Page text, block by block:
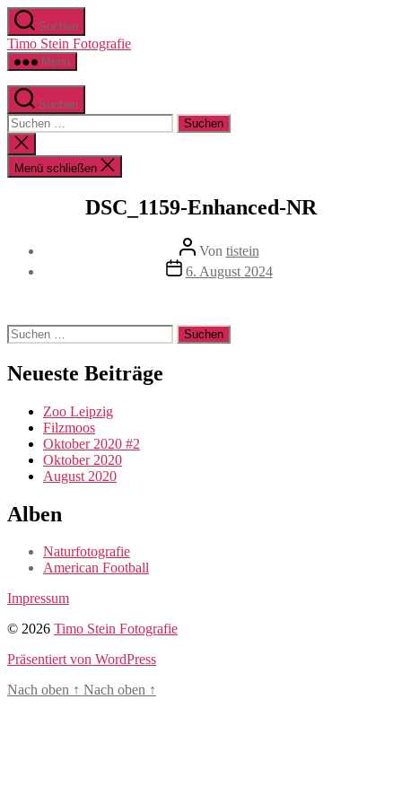
Zum
Inhalt
springen
Suchen
Timo Stein Fotografie
Menü
Suchen
Suchen
nach:
Suche
schließen
Menü schließen
DSC_1159-Enhanced-NR
Beitragsautor
Von tistein
Veröffentlichungsdatum
6. August 2024
Suchen
nach:
Neueste Beiträge
Zoo Leipzig
Filzmoos
Oktober 2020 #2
Oktober 2020
August 2020
Alben
Naturfotografie
American Football
Impressum
© 2026 Timo Stein Fotografie
Präsentiert von WordPress
Nach oben ↑ Nach oben ↑